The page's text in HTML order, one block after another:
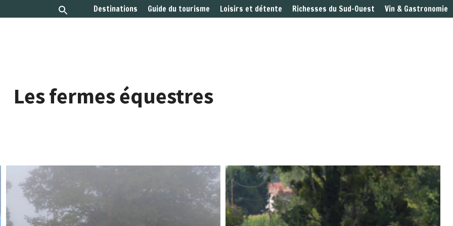
Destinations Guide du tourisme Loisirs et détente Richesses du Sud-Ouest Vin & Gastronomie
Les fermes équestres